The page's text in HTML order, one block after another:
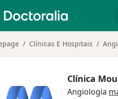
Clínicas E Hospitais
Clínica
Angiologia